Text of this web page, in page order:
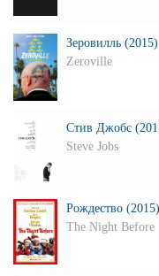
Зеровилль (2015)
Zeroville
Стив Джобс
Steve Jobs
Рождество (2015)
The Night Before